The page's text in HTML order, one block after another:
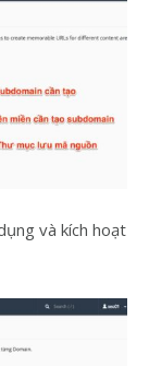
và kích hoạt